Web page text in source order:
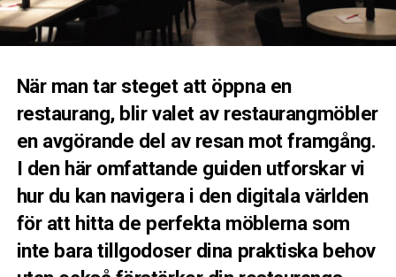
När man tar steget att öppna en
restaurang, blir valet av restaurangmöbler
en avgörande del av resan mot framgång.
I den här omfattande guiden utforskar vi
hur du kan navigera i den digitala världen
för att hitta de perfekta möblerna som
inte bara tillgodoser dina praktiska behov